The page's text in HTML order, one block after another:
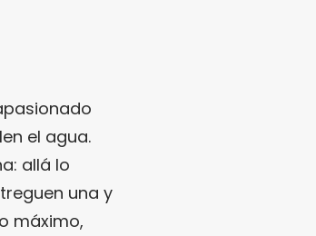
el agua.
allá lo
una y
máximo,